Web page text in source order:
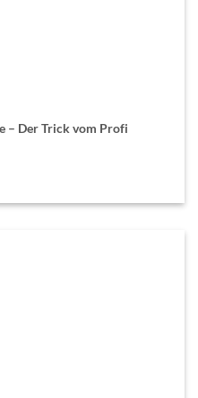
– Der Trick vom Profi